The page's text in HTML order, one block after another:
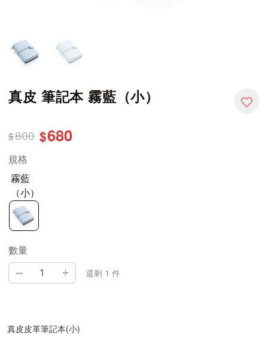
真皮 筆記本 霧藍（小）
$800 $680
規格
霧藍
（小）
數量
– + 還剩 1 件
真皮皮革筆記本(小)